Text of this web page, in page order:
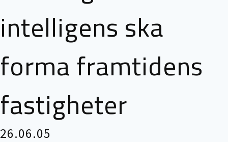
intelligens ska
forma framtidens
fastigheter
26.06.05